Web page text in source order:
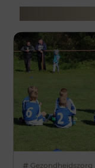
Gezondheidszorg